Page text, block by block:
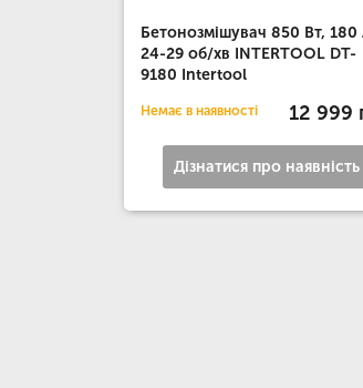
Бетонозмішувач 850 Вт, 180
24-29 об/хв INTERTOOL DT-
9180 Intertool
Немає в наявності 12 999
Дізнатися про наявність